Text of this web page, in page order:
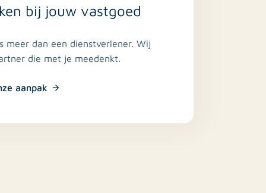
bij jouw vastgoed
meer dan een dienstverlener. Wij
die met je meedenkt.
aanpak